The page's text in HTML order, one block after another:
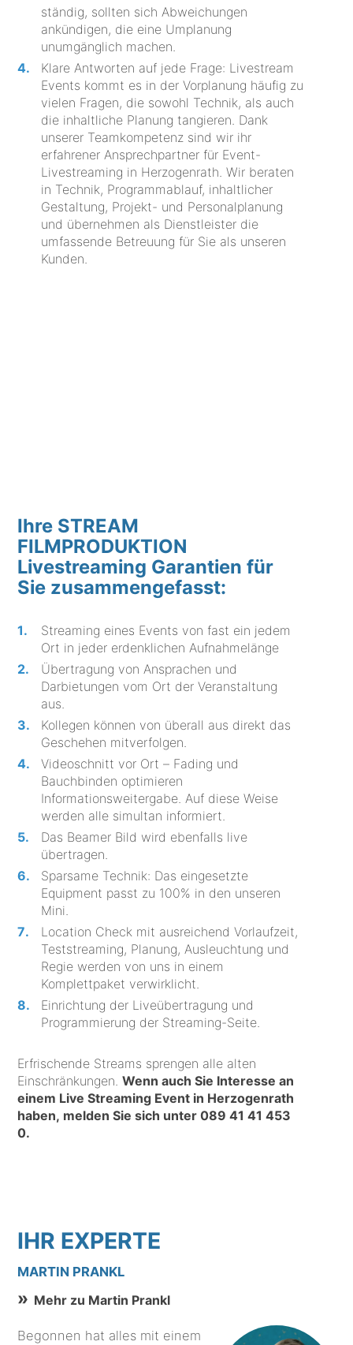
ständig, sollten sich Abweichungen
ankündigen, die eine Umplanung
unumgänglich machen.
Klare Antworten auf jede Frage: Livestream
Events kommt es in der Vorplanung häufig zu
vielen Fragen, die sowohl Technik, als auch
die inhaltliche Planung tangieren. Dank
unserer Teamkompetenz sind wir ihr
erfahrener Ansprechpartner für Event-
Livestreaming in Herzogenrath. Wir beraten
in Technik, Programmablauf, inhaltlicher
Gestaltung, Projekt- und Personalplanung
und übernehmen als Dienstleister die
umfassende Betreuung für Sie als unseren
Kunden.
Ihre STREAM
FILMPRODUKTION
Livestreaming Garantien für
Sie zusammengefasst:
Streaming eines Events von fast ein jedem
Ort in jeder erdenklichen Aufnahmelänge
Übertragung von Ansprachen und
Darbietungen vom Ort der Veranstaltung
aus.
Kollegen können von überall aus direkt das
Geschehen mitverfolgen.
Videoschnitt vor Ort – Fading und
Bauchbinden optimieren
Informationsweitergabe. Auf diese Weise
werden alle simultan informiert.
Das Beamer Bild wird ebenfalls live
übertragen.
Sparsame Technik: Das eingesetzte
Equipment passt zu 100% in den unseren
Mini.
Location Check mit ausreichend Vorlaufzeit,
Teststreaming, Planung, Ausleuchtung und
Regie werden von uns in einem
Komplettpaket verwirklicht.
Einrichtung der Liveübertragung und
Programmierung der Streaming-Seite.
Erfrischende Streams sprengen alle alten
Einschränkungen.Wenn auch Sie Interesse an
einem Live Streaming Event in Herzogenrath
haben, melden Sie sich unter089 41 41 453
0.
IHR EXPERTE
MARTIN PRANKL
Mehr zu Martin Prankl
Begonnen hat alles mit einem